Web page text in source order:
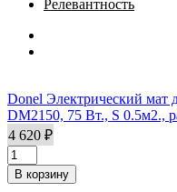
Релевантность
Donel Электрический
DM2150, 75 Вт., S 0.5м2.,
4 620 ₽